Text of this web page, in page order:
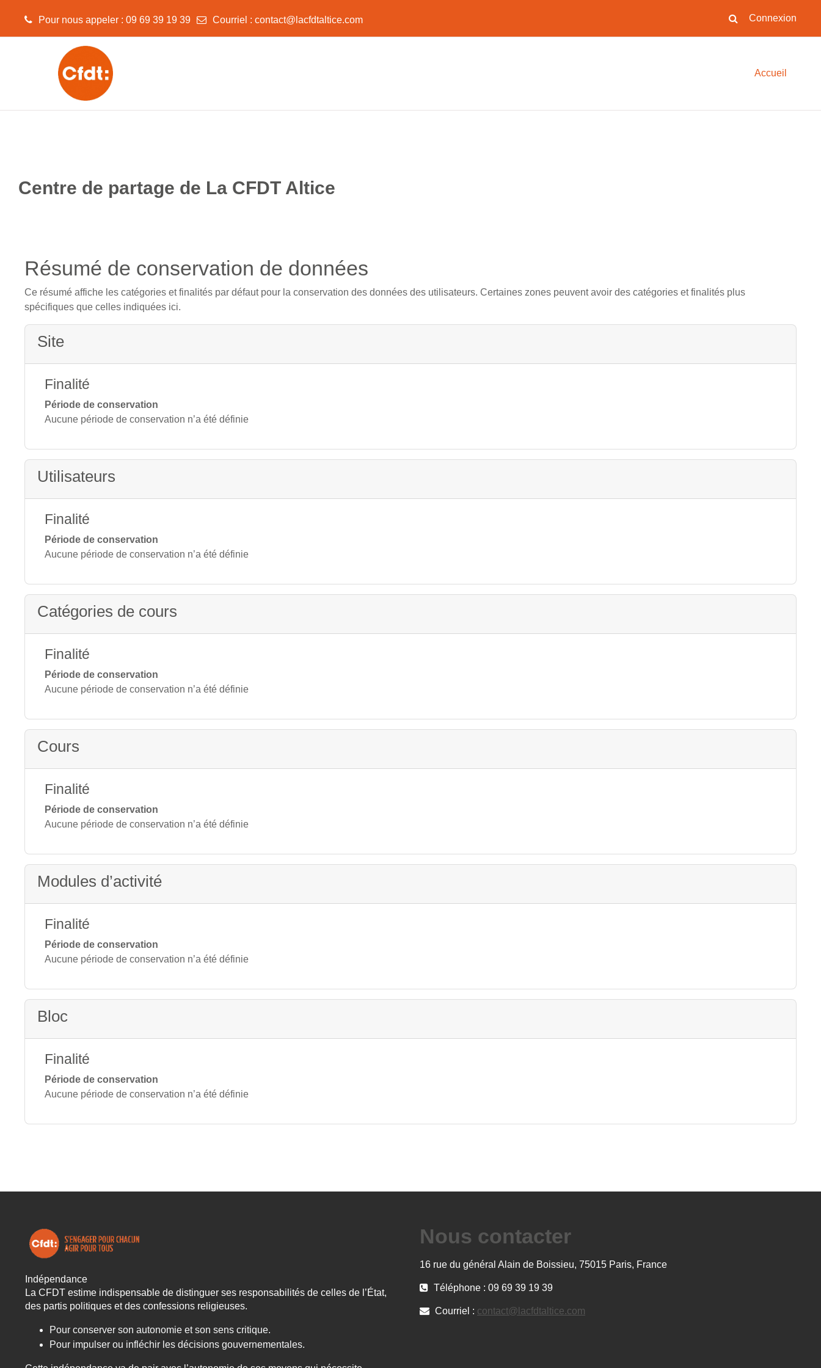
Pour nous appeler : 09 69 39 19 39 Courriel : contact@lacfdtaltice.com
Activer/désactiver la
Connexion
Accueil
Centre de partage de La CFDT Altice
Résumé de conservation de données
Ce résumé affiche les catégories et finalités par défaut pour la conservation des données des utilisateurs. Certaines zones peuvent avoir des catégories et finalités plus
spécifiques que celles indiquées ici.
Site
Finalité
Période de conservation
Aucune période de conservation n’a été définie
Utilisateurs
Finalité
Période de conservation
Aucune période de conservation n’a été définie
Catégories de cours
Finalité
Période de conservation
Aucune période de conservation n’a été définie
Cours
Finalité
Période de conservation
Aucune période de conservation n’a été définie
Modules d’activité
Finalité
Période de conservation
Aucune période de conservation n’a été définie
Bloc
Finalité
Période de conservation
Aucune période de conservation n’a été définie
Indépendance
La CFDT estime indispensable de distinguer ses responsabilités de celles de l’État,
des partis politiques et des confessions religieuses.
Pour conserver son autonomie et son sens critique.
Pour impulser ou infléchir les décisions gouvernementales.
Nous contacter
16 rue du général Alain de Boissieu, 75015 Paris, France
Téléphone : 09 69 39 19 39
Courriel : contact@lacfdtaltice.com